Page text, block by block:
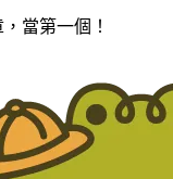
當第一個！